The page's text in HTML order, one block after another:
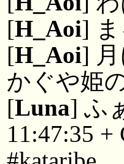
[H_Aoi]
[H_Aoi]
かぐや姫
[Luna] ふ
11:47:35 +